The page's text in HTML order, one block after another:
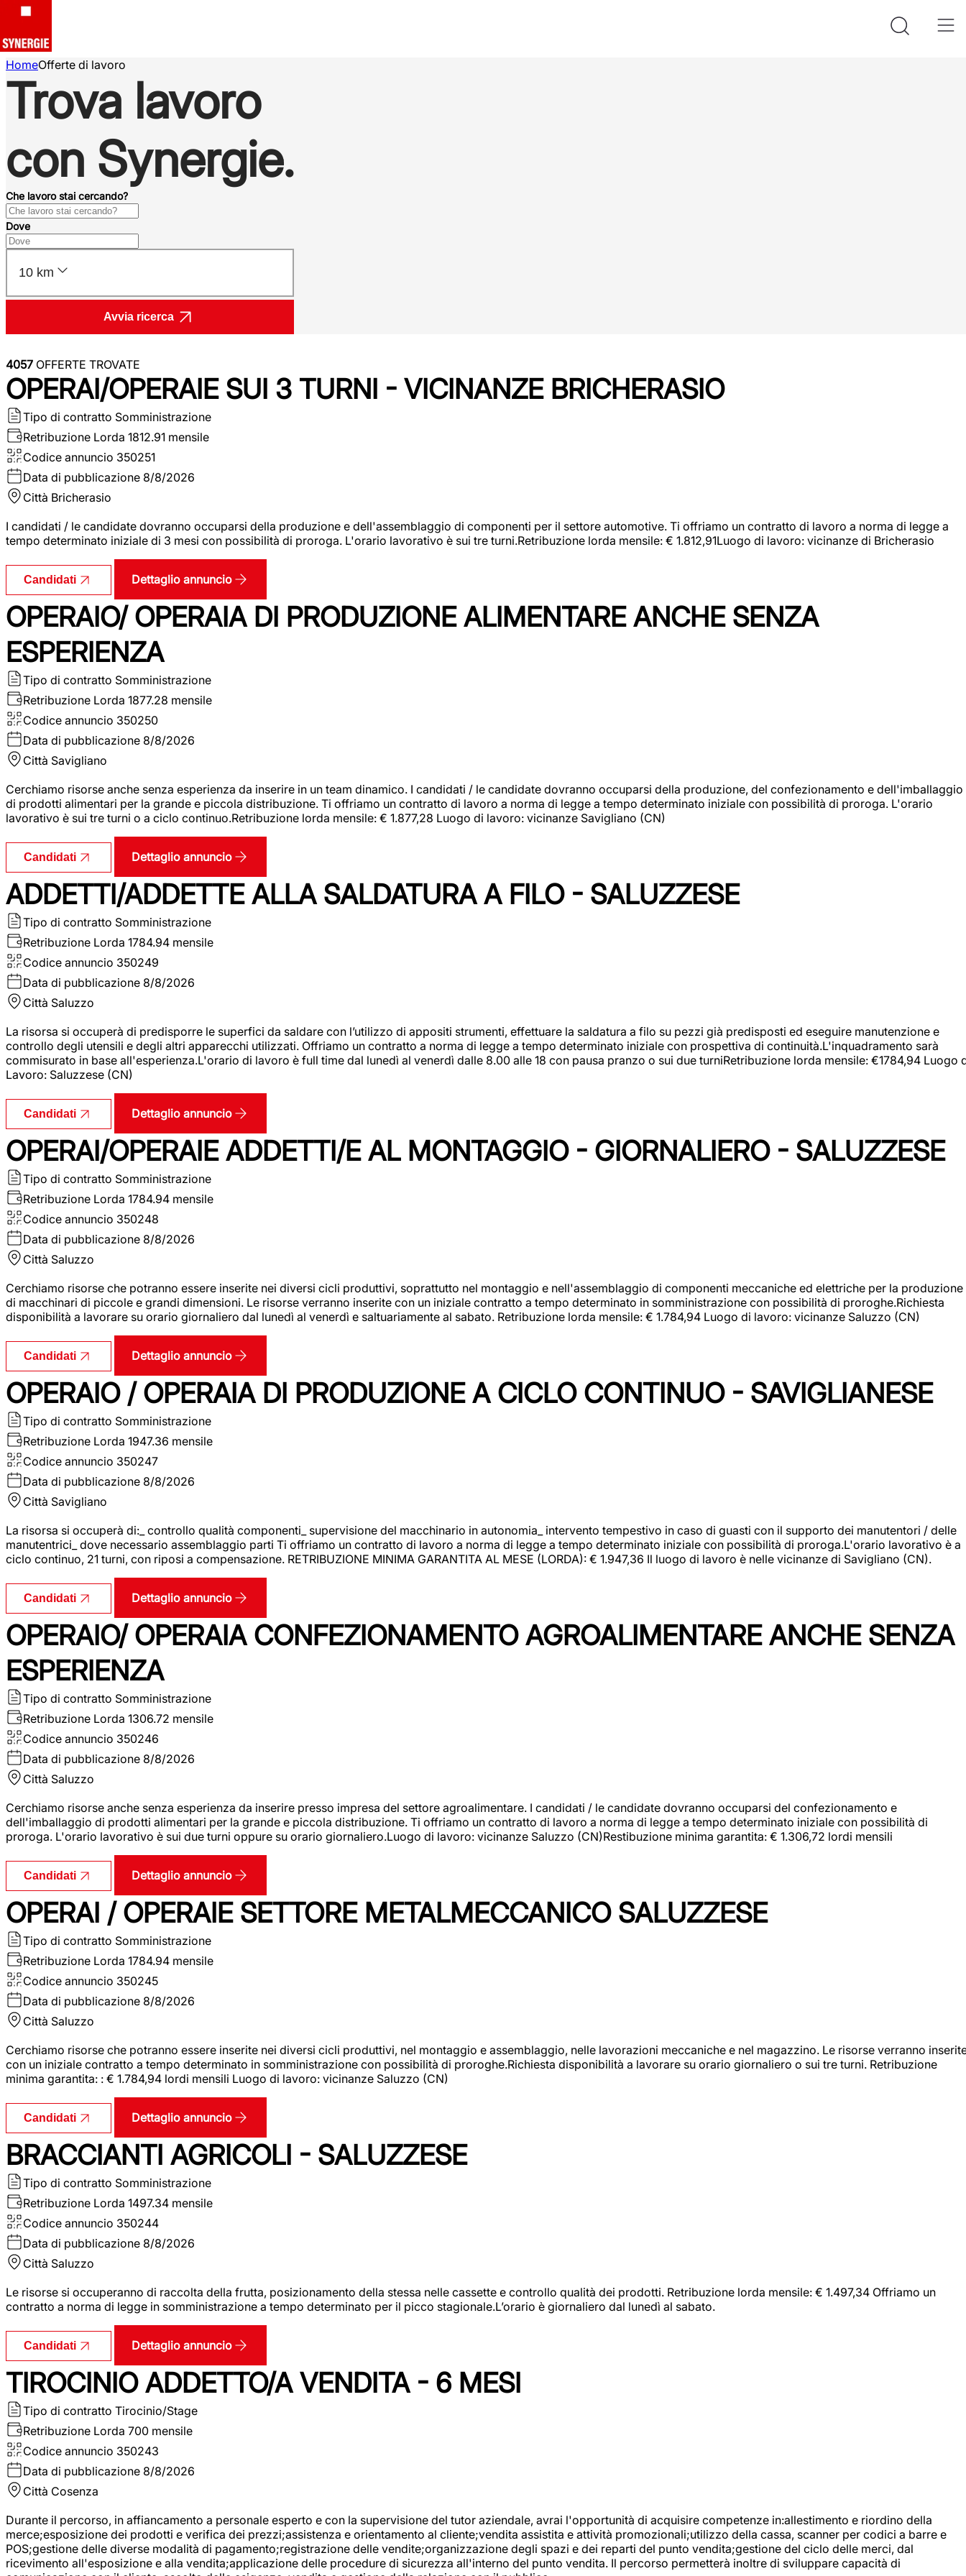
HomeOfferte di lavoro
Trova lavoro
con Synergie.
Che lavoro stai cercando?
Dove
10 km
Avvia ricerca
4057 OFFERTE TROVATE
OPERAI/OPERAIE SUI 3 TURNI - VICINANZE BRICHERASIO
Tipo di contratto Somministrazione
Retribuzione Lorda 1812.91 mensile
Codice annuncio 350251
Data di pubblicazione 8/8/2026
Città Bricherasio
I candidati / le candidate dovranno occuparsi della produzione e dell'assemblaggio di componenti per il settore automotive. Ti offriamo un contratto di lavoro a norma di legge a
tempo determinato iniziale di 3 mesi con possibilità di proroga. L'orario lavorativo è sui tre turni.Retribuzione lorda mensile: € 1.812,91Luogo di lavoro: vicinanze di Bricherasio
Candidati Dettaglio annuncio
OPERAIO/ OPERAIA DI PRODUZIONE ALIMENTARE ANCHE SENZA
ESPERIENZA
Tipo di contratto Somministrazione
Retribuzione Lorda 1877.28 mensile
Codice annuncio 350250
Data di pubblicazione 8/8/2026
Città Savigliano
Cerchiamo risorse anche senza esperienza da inserire in un team dinamico. I candidati / le candidate dovranno occuparsi della produzione, del confezionamento e dell'imballaggio
di prodotti alimentari per la grande e piccola distribuzione. Ti offriamo un contratto di lavoro a norma di legge a tempo determinato iniziale con possibilità di proroga. L'orario
lavorativo è sui tre turni o a ciclo continuo.Retribuzione lorda mensile: € 1.877,28 Luogo di lavoro: vicinanze Savigliano (CN)
Candidati Dettaglio annuncio
ADDETTI/ADDETTE ALLA SALDATURA A FILO - SALUZZESE
Tipo di contratto Somministrazione
Retribuzione Lorda 1784.94 mensile
Codice annuncio 350249
Data di pubblicazione 8/8/2026
Città Saluzzo
La risorsa si occuperà di predisporre le superfici da saldare con l’utilizzo di appositi strumenti, effettuare la saldatura a filo su pezzi già predisposti ed eseguire manutenzione e
controllo degli utensili e degli altri apparecchi utilizzati. Offriamo un contratto a norma di legge a tempo determinato iniziale con prospettiva di continuità.L'inquadramento sarà
commisurato in base all'esperienza.L'orario di lavoro è full time dal lunedì al venerdì dalle 8.00 alle 18 con pausa pranzo o sui due turniRetribuzione lorda mensile: €1784,94 Luogo
Lavoro: Saluzzese (CN)
Candidati Dettaglio annuncio
OPERAI/OPERAIE ADDETTI/E AL MONTAGGIO - GIORNALIERO - SALUZZESE
Tipo di contratto Somministrazione
Retribuzione Lorda 1784.94 mensile
Codice annuncio 350248
Data di pubblicazione 8/8/2026
Città Saluzzo
Cerchiamo risorse che potranno essere inserite nei diversi cicli produttivi, soprattutto nel montaggio e nell'assemblaggio di componenti meccaniche ed elettriche per la produzione
di macchinari di piccole e grandi dimensioni. Le risorse verranno inserite con un iniziale contratto a tempo determinato in somministrazione con possibilità di proroghe.Richiesta
disponibilità a lavorare su orario giornaliero dal lunedì al venerdì e saltuariamente al sabato. Retribuzione lorda mensile: € 1.784,94 Luogo di lavoro: vicinanze Saluzzo (CN)
Candidati Dettaglio annuncio
OPERAIO / OPERAIA DI PRODUZIONE A CICLO CONTINUO - SAVIGLIANESE
Tipo di contratto Somministrazione
Retribuzione Lorda 1947.36 mensile
Codice annuncio 350247
Data di pubblicazione 8/8/2026
Città Savigliano
La risorsa si occuperà di:_ controllo qualità componenti_ supervisione del macchinario in autonomia_ intervento tempestivo in caso di guasti con il supporto dei manutentori / delle
manutentrici_ dove necessario assemblaggio parti Ti offriamo un contratto di lavoro a norma di legge a tempo determinato iniziale con possibilità di proroga.L'orario lavorativo è a
ciclo continuo, 21 turni, con riposi a compensazione. RETRIBUZIONE MINIMA GARANTITA AL MESE (LORDA): € 1.947,36 Il luogo di lavoro è nelle vicinanze di Savigliano (CN).
Candidati Dettaglio annuncio
OPERAIO/ OPERAIA CONFEZIONAMENTO AGROALIMENTARE ANCHE SENZA
ESPERIENZA
Tipo di contratto Somministrazione
Retribuzione Lorda 1306.72 mensile
Codice annuncio 350246
Data di pubblicazione 8/8/2026
Città Saluzzo
Cerchiamo risorse anche senza esperienza da inserire presso impresa del settore agroalimentare. I candidati / le candidate dovranno occuparsi del confezionamento e
dell'imballaggio di prodotti alimentari per la grande e piccola distribuzione. Ti offriamo un contratto di lavoro a norma di legge a tempo determinato iniziale con possibilità di
proroga. L'orario lavorativo è sui due turni oppure su orario giornaliero.Luogo di lavoro: vicinanze Saluzzo (CN)Restibuzione minima garantita: € 1.306,72 lordi mensili
Candidati Dettaglio annuncio
OPERAI / OPERAIE SETTORE METALMECCANICO SALUZZESE
Tipo di contratto Somministrazione
Retribuzione Lorda 1784.94 mensile
Codice annuncio 350245
Data di pubblicazione 8/8/2026
Città Saluzzo
Cerchiamo risorse che potranno essere inserite nei diversi cicli produttivi, nel montaggio e assemblaggio, nelle lavorazioni meccaniche e nel magazzino. Le risorse verranno
con un iniziale contratto a tempo determinato in somministrazione con possibilità di proroghe.Richiesta disponibilità a lavorare su orario giornaliero o sui tre turni. Retribuzione
minima garantita: : € 1.784,94 lordi mensili Luogo di lavoro: vicinanze Saluzzo (CN)
Candidati Dettaglio annuncio
BRACCIANTI AGRICOLI - SALUZZESE
Tipo di contratto Somministrazione
Retribuzione Lorda 1497.34 mensile
Codice annuncio 350244
Data di pubblicazione 8/8/2026
Città Saluzzo
Le risorse si occuperanno di raccolta della frutta, posizionamento della stessa nelle cassette e controllo qualità dei prodotti. Retribuzione lorda mensile: € 1.497,34 Offriamo un
contratto a norma di legge in somministrazione a tempo determinato per il picco stagionale.L’orario è giornaliero dal lunedì al sabato.
Candidati Dettaglio annuncio
TIROCINIO ADDETTO/A VENDITA - 6 MESI
Tipo di contratto Tirocinio/Stage
Retribuzione Lorda 700 mensile
Codice annuncio 350243
Data di pubblicazione 8/8/2026
Città Cosenza
Durante il percorso, in affiancamento a personale esperto e con la supervisione del tutor aziendale, avrai l'opportunità di acquisire competenze in:allestimento e riordino della
merce;esposizione dei prodotti e verifica dei prezzi;assistenza e orientamento al cliente;vendita assistita e attività promozionali;utilizzo della cassa, scanner per codici a barre e
POS;gestione delle diverse modalità di pagamento;registrazione delle vendite;organizzazione degli spazi e dei reparti del punto vendita;gestione del ciclo delle merci, dal
ricevimento all'esposizione e alla vendita;applicazione delle procedure di sicurezza all'interno del punto vendita. Il percorso permetterà inoltre di sviluppare capacità di